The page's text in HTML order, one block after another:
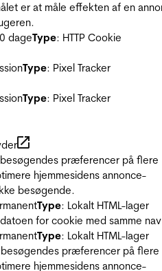
er at måle effekten af en
dageType: HTTP Cookie
Type: Pixel Tracker
Type: Pixel Tracker
præferencer på flere
hjemmesidens annonce-
besøgende.
Type: Lokalt HTML-lager
for cookie med samme
Type: Lokalt HTML-lager
besøgendes præferencer på flere
hjemmesidens annonce-